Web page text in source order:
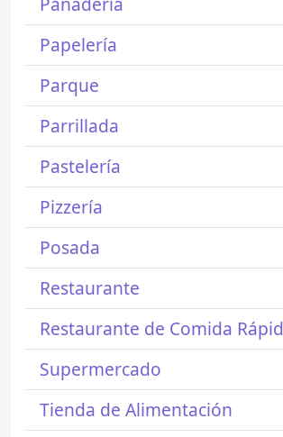
Papelería
Parque
Parrillada
Pastelería
Pizzería
Posada
Restaurante
Restaurante de Comida
Supermercado
Tienda de Alimentación